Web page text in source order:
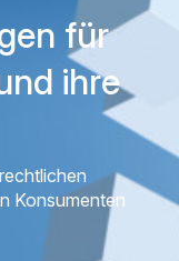
für
ihre
Konsumenten